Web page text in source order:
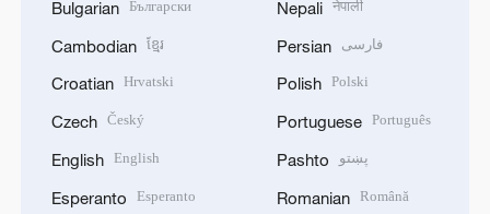
Bulgarian Български
Cambodian ខ្មែរ
Croatian Hrvatski
Czech Český
English English
Esperanto Esperanto
Nepali नेपाली
Persian فارسی
Polish Polski
Portuguese Português
Pashto پښتو
Romanian Română